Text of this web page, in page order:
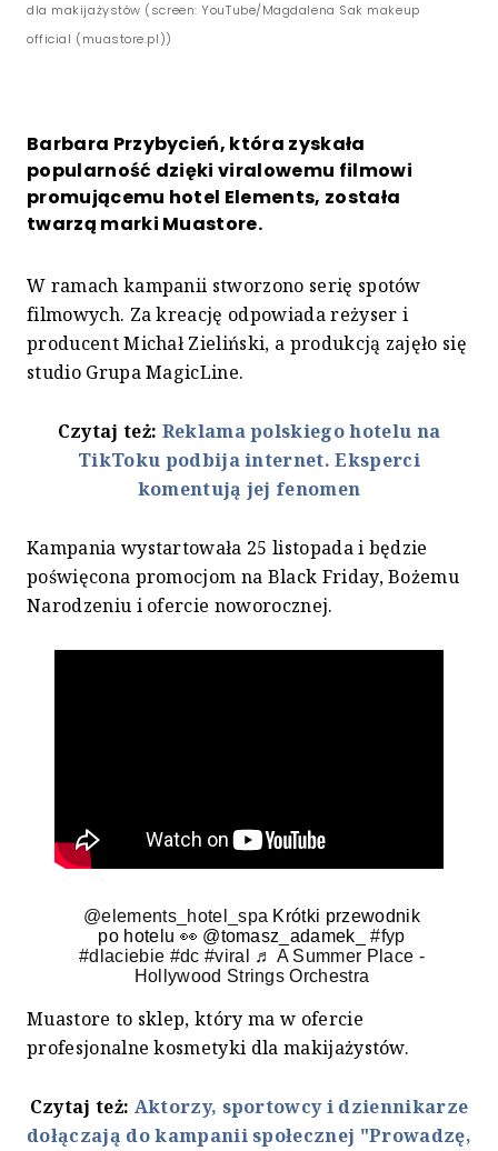
dla makijażystów (screen: YouTube/Magdalena Sak makeup
official (muastore.pl))
Barbara Przybycień, która zyskała
popularność dzięki viralowemu filmowi
promującemu hotel Elements, została
twarzą marki Muastore.
W ramach kampanii stworzono serię spotów
filmowych. Za kreację odpowiada reżyser i
producent Michał Zieliński, a produkcją zajęło się
studio Grupa MagicLine.
Czytaj też: Reklama polskiego hotelu na
TikToku podbija internet. Eksperci
komentują jej fenomen
Kampania wystartowała 25 listopada i będzie
poświęcona promocjom na Black Friday, Bożemu
Narodzeniu i ofercie noworocznej.
@elements_hotel_spa Krótki przewodnik
po hotelu 👀 @tomasz_adamek_#fyp
#dlaciebie #dc #viral
♬ A Summer Place -
Hollywood Strings Orchestra
Muastore to sklep, który ma w ofercie
profesjonalne kosmetyki dla makijażystów.
Czytaj też: Aktorzy, sportowcy i dziennikarze
dołączają do kampanii społecznej "Prowadzę,